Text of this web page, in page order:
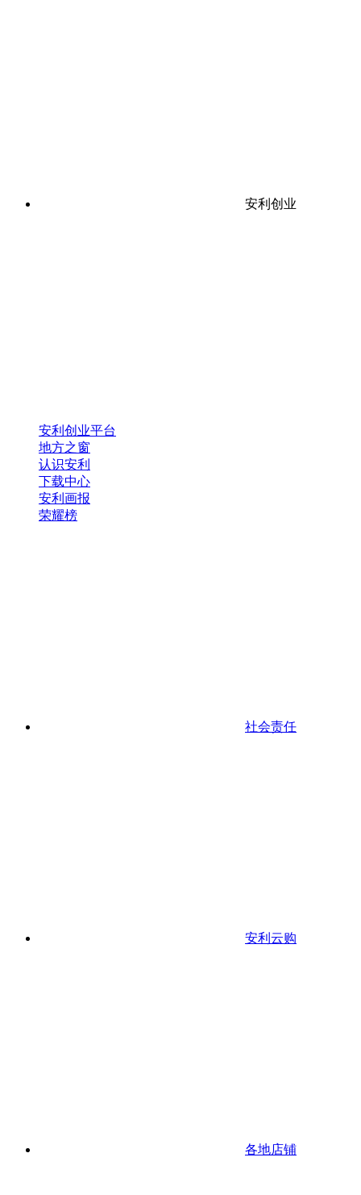
安利创业
安利创业平台
地方之窗
认识安利
下载中心
安利画报
荣耀榜
社会责任
安利云购
各地店铺